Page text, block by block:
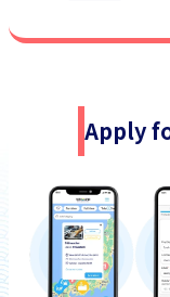
Apply